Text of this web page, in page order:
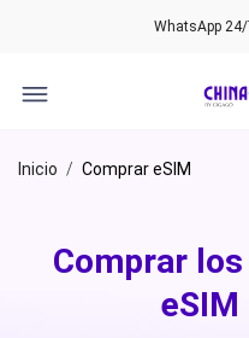
WhatsApp 24/
Inicio / Comprar eSIM
Comprar
eSIM